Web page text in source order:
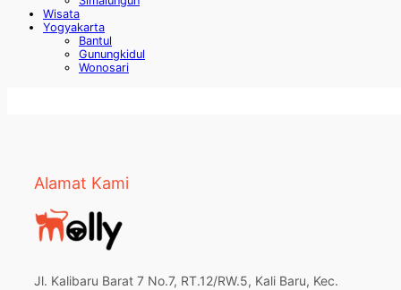
Wisata
Yogyakarta
Bantul
Gunungkidul
Wonosari
Alamat Kami
Jl. Kalibaru Barat 7 No.7, RT.12/RW.5, Kali Baru, Kec.